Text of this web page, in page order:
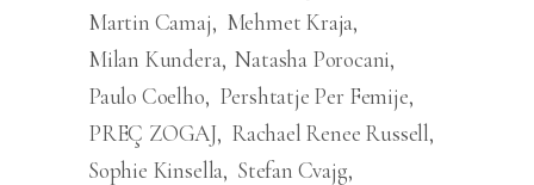
Martin Camaj
Mehmet Kraja
Milan Kundera Natasha Porocani
Paulo Coelho
Pershtatje Per Femije
PREÇ ZOGAJ
Rachael Renee Russell
Sophie Kinsella Stefan Cvajg